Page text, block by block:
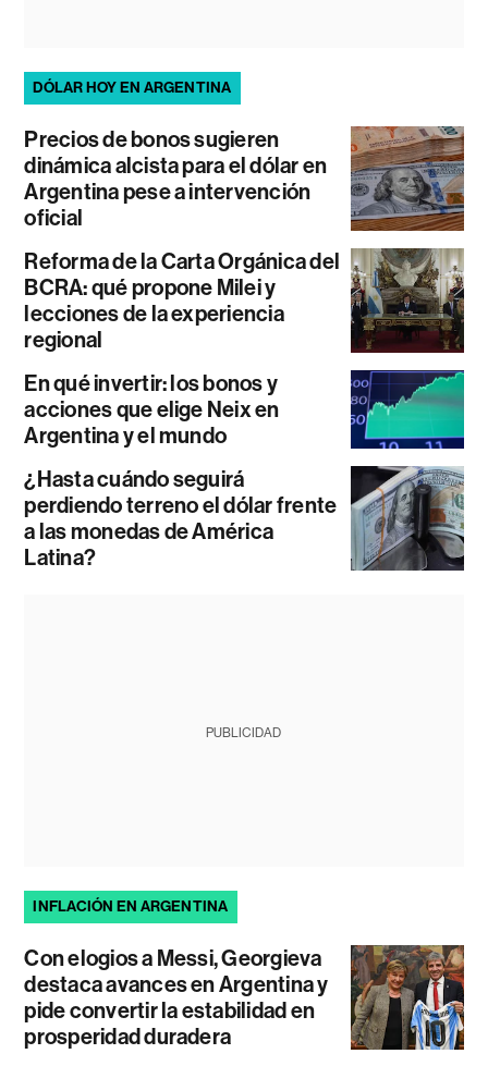
DÓLAR HOY EN ARGENTINA
Precios de bonos sugieren
dinámica alcista para el dólar en
Argentina pese a intervención
oficial
Reforma de la Carta Orgánica del
BCRA: qué propone Milei y
lecciones de la experiencia
regional
En qué invertir: los bonos y
acciones que elige Neix en
Argentina y el mundo
¿Hasta cuándo seguirá
perdiendo terreno el dólar frente
a las monedas de América
Latina?
PUBLICIDAD
INFLACIÓN EN ARGENTINA
Con elogios a Messi, Georgieva
destaca avances en Argentina y
pide convertir la estabilidad en
prosperidad duradera